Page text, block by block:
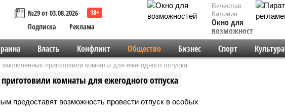
№29 от 03.08.2026
Подписка
Реклама
Вячеслав
Калинин
Окно для
возможностей
Власть Конфликт Общество Бизнес Спорт Культура
приготовили комнаты для ежегодного отпуска
комнаты для ежегодного отпуска